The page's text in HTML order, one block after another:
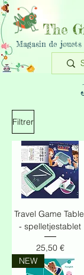
The
Magasin de
Filtrer
Travel Game
- spelletjestablet
Prix
25,50 €
NEW